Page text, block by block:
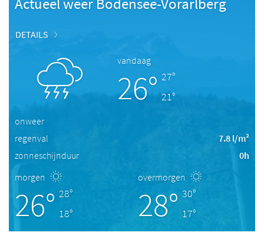
DETAILS
vandaag
26° 27°
21°
onweer
regenval
7.8 l/m²
zonneschijnduur
0h
morgen
26° 28°
18°
overmorgen
28° 30°
17°